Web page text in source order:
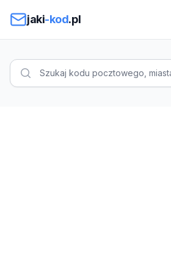
jaki-kod.pl